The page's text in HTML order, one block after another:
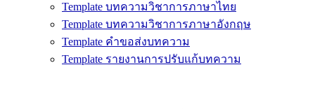
Template บทความวิชาการภาษาไทย
Template บทความวิชาการภาษาอังกฤษ
Template คำขอส่งบทความ
Template รายงานการปรับแก้บทความ